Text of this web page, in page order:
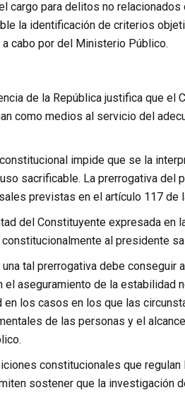
cargo para delitos no
la identificación de criterios
cabo por del Ministerio Público.
de la República justifica que el
como medios al servicio del
impide que se la
sacrificable. La prerrogativa del
previstas en el artículo 117 de
del Constituyente expresada
al presidente
tal prerrogativa debe
aseguramiento de la estabilidad
los casos en los que las
de las personas y el
constitucionales que
sostener que la investigación